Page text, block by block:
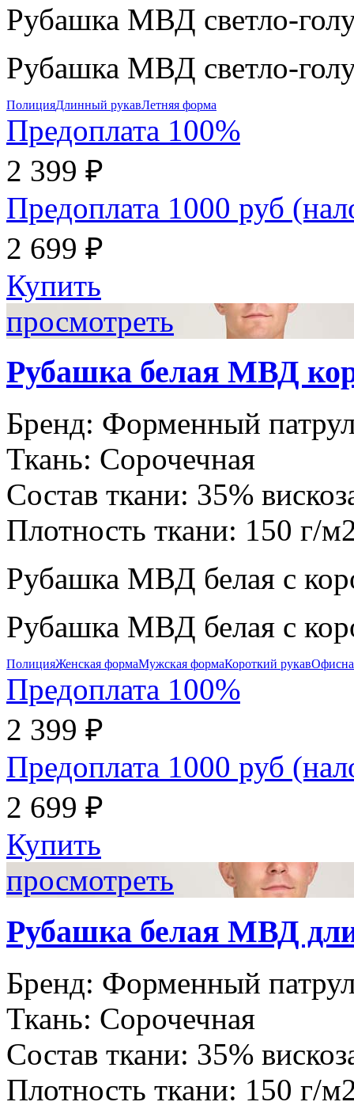
Рубашка МВД светло-
Рубашка МВД светло-
ПолицияДлинный рукавЛетняя форма
Предоплата 100%
2 399 ₽
Предоплата 1000 руб
2 699 ₽
Купить
просмотреть
Рубашка белая МВД
Бренд: Форменный
Ткань: Сорочечная
Состав ткани: 35%
Плотность ткани: 150 г/
Рубашка МВД белая с
Рубашка МВД белая с
ПолицияЖенская формаМужская формаКороткий рукав
Предоплата 100%
2 399 ₽
Предоплата 1000 руб
2 699 ₽
Купить
просмотреть
Рубашка белая МВД
Бренд: Форменный
Ткань: Сорочечная
Состав ткани: 35%
Плотность ткани: 150 г/